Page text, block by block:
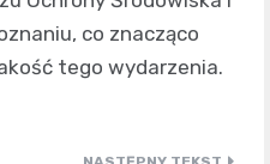
co znacząco
tego wydarzenia.